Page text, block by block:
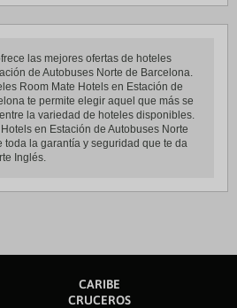
las mejores ofertas de hoteles
de Autobuses Norte de Barcelona.
Room Mate Hotels en Estación de
te permite elegir aquel que más se
la variedad de hoteles disponibles.
en Estación de Autobuses Norte
toda la garantía y seguridad que te da
Inglés.
CARIBE
CRUCEROS